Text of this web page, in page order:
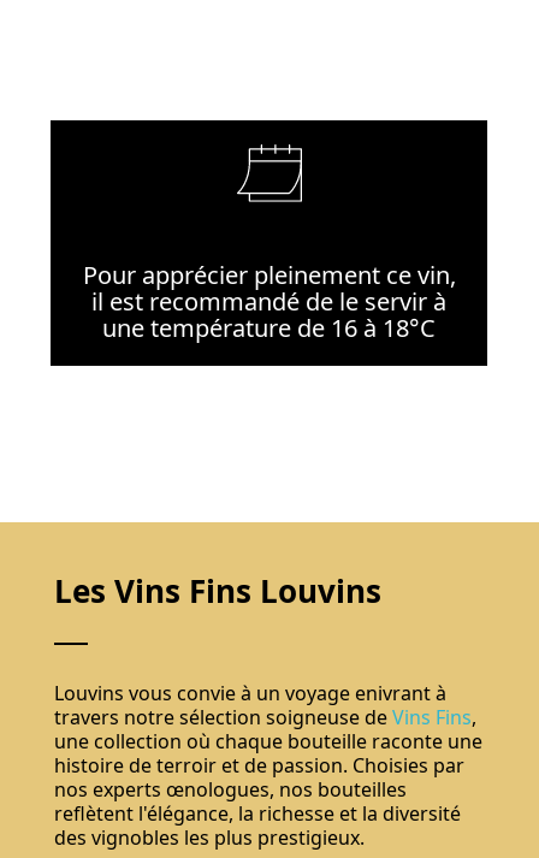
Pour apprécier pleinement ce vin,
il est recommandé de le servir à
une température de 16 à 18°C
Les Vins Fins Louvins
Louvins vous convie à un voyage enivrant à
travers notre sélection soigneuse deVins Fins,
une collection où chaque bouteille raconte une
histoire de terroir et de passion. Choisies par
nos experts œnologues, nos bouteilles
reflètent l'élégance, la richesse et la diversité
des vignobles les plus prestigieux.